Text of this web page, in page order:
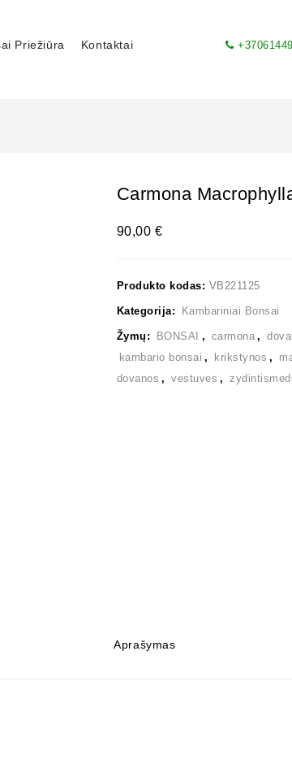
Priežiūra Kontaktai
Carmona
90,00€
Produkto kodas: VB221125
Kategorija: Kambariniai Bonsai
Žymų: BONSAI , carmona ,
kambario bonsai , krikstynos ,
dovanos , vestuves ,
Aprašymas